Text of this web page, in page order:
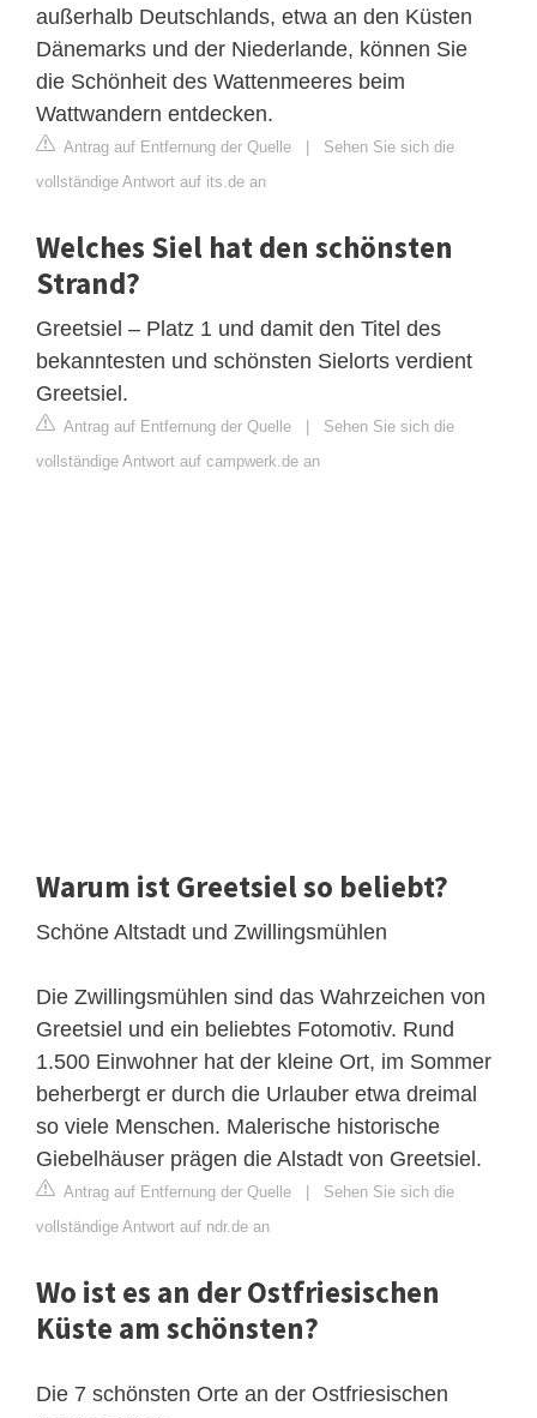
außerhalb Deutschlands, etwa an den Küsten
Dänemarks und der Niederlande, können Sie
die Schönheit des Wattenmeeres beim
Wattwandern entdecken.
Antrag auf Entfernung der Quelle | Sehen Sie sich die
vollständige Antwort auf its.de an
Welches Siel hat den schönsten
Strand?
Greetsiel – Platz 1 und damit den Titel des
bekanntesten und schönsten Sielorts verdient
Greetsiel.
Antrag auf Entfernung der Quelle | Sehen Sie sich die
vollständige Antwort auf campwerk.de an
Warum ist Greetsiel so beliebt?
Schöne Altstadt und Zwillingsmühlen
Die Zwillingsmühlen sind das Wahrzeichen von
Greetsiel und ein beliebtes Fotomotiv. Rund
1.500 Einwohner hat der kleine Ort, im Sommer
beherbergt er durch die Urlauber etwa dreimal
so viele Menschen. Malerische historische
Giebelhäuser prägen die Alstadt von Greetsiel.
Antrag auf Entfernung der Quelle | Sehen Sie sich die
vollständige Antwort auf ndr.de an
Wo ist es an der Ostfriesischen
Küste am schönsten?
Die 7 schönsten Orte an der Ostfriesischen